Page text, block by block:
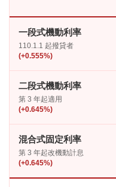
一段式機動利率
110.1.1 起撥貸者
(+0.555%)
二段式機動利率
第 3 年起適用
(+0.645%)
混合式固定利率
第 3 年起改機動計息
(+0.645%)